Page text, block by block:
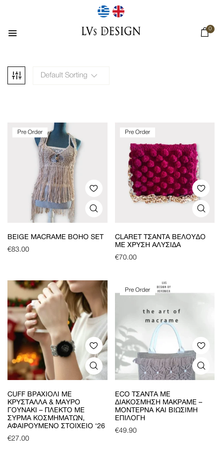
0
Default Sorting
Pre Order
BEIGE MACRAME BOHO SET
€83.00
Pre Order
CLARET ΤΣΆΝΤΑ ΒΕΛΟΎΔΟ
ΜΕ ΧΡΥΣΉ ΑΛΥΣΊΔΑ
€70.00
CUFF ΒΡΑΧΙΌΛΙ ΜΕ
ΚΡΎΣΤΑΛΛΑ & ΜΑΎΡΟ
ΓΟΥΝΆΚΙ – ΠΛΕΚΤΌ ΜΕ
ΣΎΡΜΑ ΚΟΣΜΗΜΆΤΩΝ,
ΑΦΑΙΡΟΎΜΕΝΟ ΣΤΟΙΧΕΊΟ ‘26
€27.00
Pre Order
ECO ΤΣΆΝΤΑ ΜΕ
ΔΙΑΚΌΣΜΗΣΗ ΜΑΚΡΑΜΈ –
ΜΟΝΤΈΡΝΑ ΚΑΙ ΒΙΏΣΙΜΗ
ΕΠΙΛΟΓΉ
€49.90